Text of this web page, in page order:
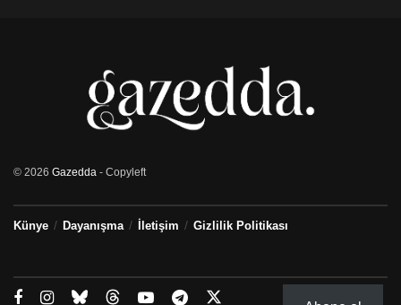
© 2026 Gazedda - Copyleft
Künye Dayanışma İletişim Gizlilik Politikası